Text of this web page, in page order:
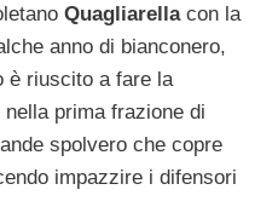
Quagliarellacon la
anno di bianconero,
è riuscito a fare la
prima frazione di
spolvero che copre
impazzire i difensori